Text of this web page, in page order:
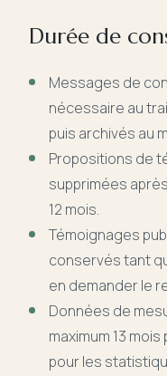
Durée de
Messages de
nécessaire au
puis archivés au
Propositions de
supprimées
12 mois.
Témoignages
conservés tant
en demander le
Données de
maximum 13
pour les